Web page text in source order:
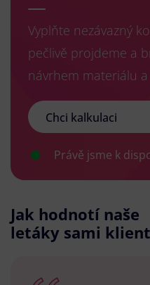
Vyplňte nezávazný
pečlivě projdeme a
návrhem materiálu
Chci kalkulaci
Právě jsme k
Jak hodnotí naše
letáky sami